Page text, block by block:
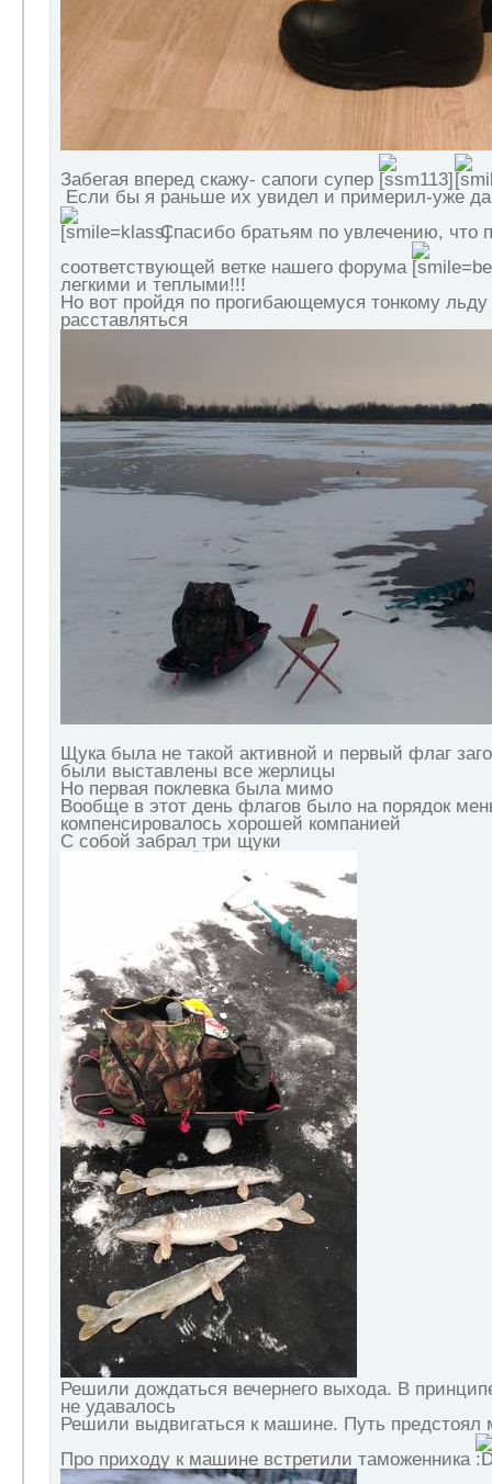
Забегая вперед скажу- сапоги супер
Если бы я раньше их увидел и примерил-уже
Спасибо братьям по увлечению, что
соответствующей ветке нашего форума
легкими и теплыми!!!
Но вот пройдя по прогибающемуся тонкому
расставляться
Щука была не такой активной и первый флаг
были выставлены все жерлицы
Но первая поклевка была мимо
Вообще в этот день флагов было на порядок
компенсировалось хорошей компанией
С собой забрал три щуки
Решили дождаться вечернего выхода. В
не удавалось
Решили выдвигаться к машине. Путь предстоял
Про приходу к машине встретили таможенника